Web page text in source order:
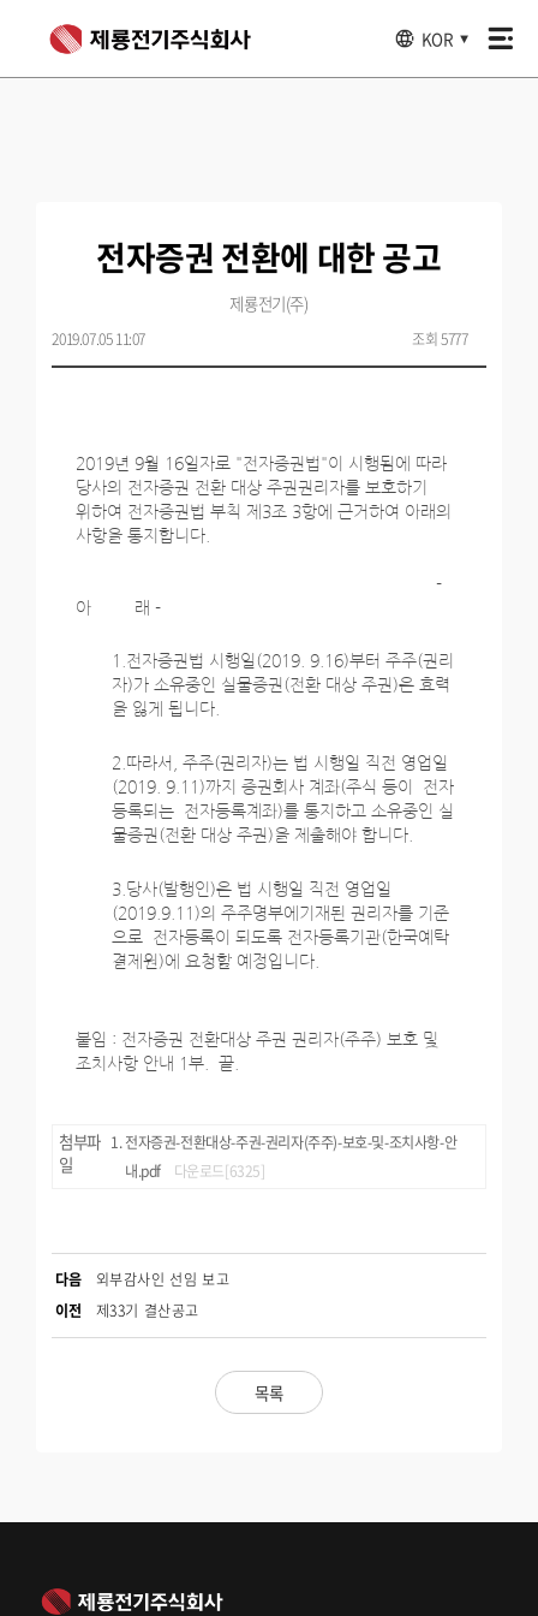
KOR ▼
전자증권 전환에 대한 공고
제룡전기(주)
2019.07.05 11:07 조회 5777
2019년 9월 16일자로 "전자증권법"이 시행됨에 따라
당사의 전자증권 전환 대상 주권권리자를 보호하기
위하여 전자증권법 부칙 제3조 3항에 근거하여 아래의
사항을 통지합니다.
-
아 래 -
1.전자증권법 시행일(2019. 9.16)부터 주주(권리
자)가 소유중인 실물증권(전환 대상 주권)은 효력
을 잃게 됩니다.
2.따라서, 주주(권리자)는 법 시행일 직전 영업일
(2019. 9.11)까지 증권회사 계좌(주식 등이 전자
등록되는 전자등록계좌)를 통지하고 소유중인 실
물증권(전환 대상 주권)을 제출해야 합니다.
3.당사(발행인)은 법 시행일 직전 영업일
(2019.9.11)의 주주명부에기재된 권리자를 기준
으로 전자등록이 되도록 전자등록기관(한국예탁
결제원)에 요청할 예정입니다.
붙임 : 전자증권 전환대상 주권 권리자(주주) 보호 및
조치사항 안내 1부. 끝.
첨부파
일
전자증권-전환대상-주권-권리자(주주)-보호-및-조치사항-안
내.pdf
다운로드[6325]
목록
다음
외부감사인 선임 보고
이전 제33기 결산공고